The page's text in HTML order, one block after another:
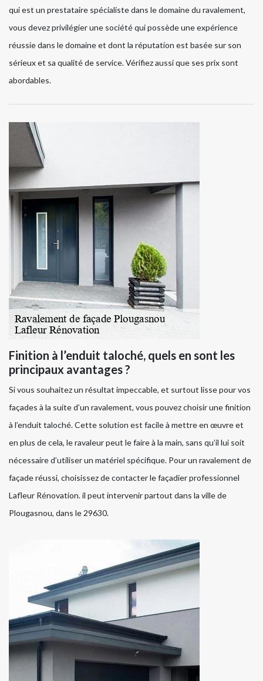
qui est un prestataire spécialiste dans le domaine du ravalement,
vous devez privilégier une société qui possède une expérience
réussie dans le domaine et dont la réputation est basée sur son
sérieux et sa qualité de service. Vérifiez aussi que ses prix sont
abordables.
Finition à l’enduit taloché, quels en sont les
principaux avantages ?
Si vous souhaitez un résultat impeccable, et surtout lisse pour vos
façades à la suite d’un ravalement, vous pouvez choisir une finition
à l’enduit taloché. Cette solution est facile à mettre en œuvre et
en plus de cela, le ravaleur peut le faire à la main, sans qu’il lui soit
nécessaire d’utiliser un matériel spécifique. Pour un ravalement de
façade réussi, choisissez de contacter le façadier professionnel
Lafleur Rénovation. il peut intervenir partout dans la ville de
Plougasnou, dans le 29630.